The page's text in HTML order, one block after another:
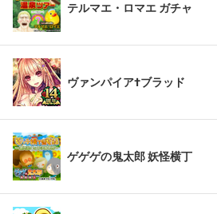
テルマエ・ロマエ ガチャ
ヴァンパイア†ブラッド
ゲゲゲの鬼太郎 妖怪横丁